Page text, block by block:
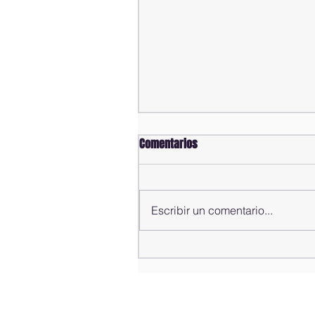
Comentarios
Escribir un comentario...